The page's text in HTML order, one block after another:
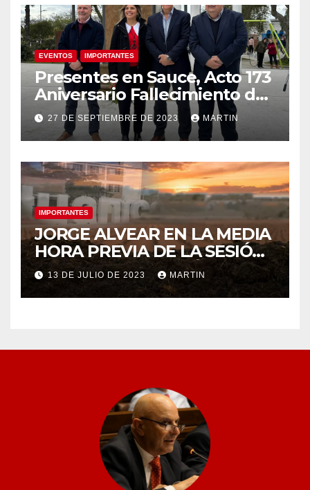
EVENTOS IMPORTANTES
Presentes en Sauce, Acto 173
Aniversario Fallecimiento de
José Artigas
27 DE SEPTIEMBRE DE 2023 MARTIN
IMPORTANTES
JORGE ALVEAR EN LA MEDIA
HORA PREVIA DE LA SESIÓN
ORDINARIA DEL MIÉRCOLES
12 DE JULIO
13 DE JULIO DE 2023 MARTIN